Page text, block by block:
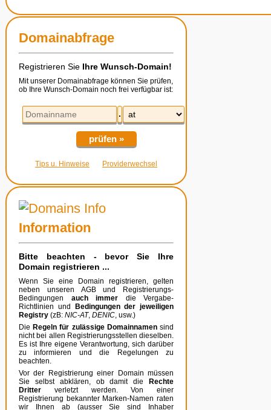
Domainabfrage
Registrieren Sie Ihre Wunsch-Domain!
Mit unserer Domainabfrage können Sie prüfen,
ob Ihre Wunsch-Domain noch frei verfügbar ist:
.
prüfen »
Tips u. Hinweise Providerwechsel
Information
Bitte beachten - bevor Sie Ihre
Domain registrieren ...
Wenn Sie eine Domain registrieren, gelten
neben unseren AGB und Registrierungs-
Bedingungen auch immer die Vergabe-
Richtlinien und
Bedingungen der jeweiligen
Registry (zB: NIC-AT, DENIC, usw.)
Die Regeln für zulässige Domainnamensind
nicht bei allen Registrierungsstellen dieselben.
Es ist Ihre eigene Verantwortung, sich darüber
zu informieren und die Regelungen zu
beachten.
Vor der Registrierung einer Domain müssen
Sie selbst abklären, ob damit die
Rechte
Dritter verletzt werden. Von einer
Registrierung bekannter Marken-Namen raten
wir Ihnen ab (ausser Sie sind Inhaber